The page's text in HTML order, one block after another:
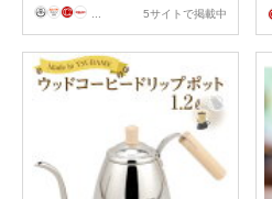
5サイトで掲載中